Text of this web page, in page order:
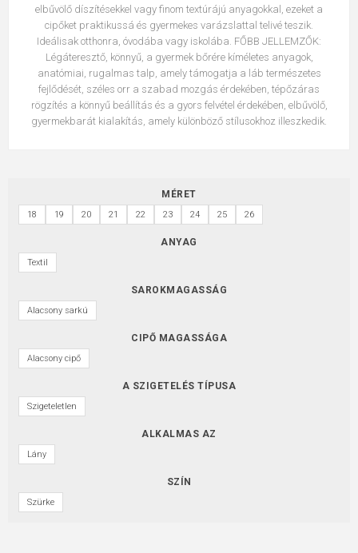
elbűvölő díszítésekkel vagy finom textúrájú anyagokkal, ezeket a
cipőket praktikussá és gyermekes varázslattal telivé teszik.
Ideálisak otthonra, óvodába vagy iskolába. FŐBB JELLEMZŐK:
Légáteresztő, könnyű, a gyermek bőrére kíméletes anyagok,
anatómiai, rugalmas talp, amely támogatja a láb természetes
fejlődését, széles orr a szabad mozgás érdekében, tépőzáras
rögzítés a könnyű beállítás és a gyors felvétel érdekében, elbűvölő,
gyermekbarát kialakítás, amely különböző stílusokhoz illeszkedik.
MÉRET
18 19 20 21 22 23 24 25 26
ANYAG
Textil
SAROKMAGASSÁG
Alacsony sarkú
CIPŐ MAGASSÁGA
Alacsony cipő
A SZIGETELÉS TÍPUSA
Szigeteletlen
ALKALMAS AZ
Lány
SZÍN
Szürke